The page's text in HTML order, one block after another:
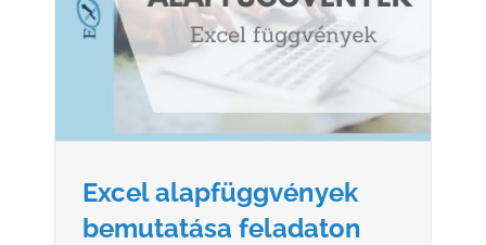
Excel alapfüggvények
bemutatása feladaton